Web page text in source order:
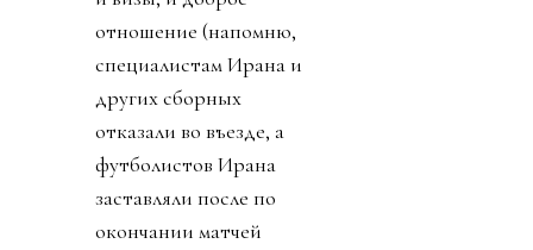
отношение (напомню,
специалистам Ирана и
других сборных
отказали во въезде, а
футболистов Ирана
заставляли после по
окончании матчей